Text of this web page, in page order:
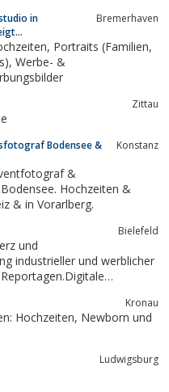
in
Bremerhaven
(Familien,
& Bewerbungsbilder
Zittau
Bodensee &
Konstanz
Hochzeiten &
der Schweiz & in Vorarlberg.
Bielefeld
und
industrieller und werblicher
Kronau
Newborn und
Ludwigsburg